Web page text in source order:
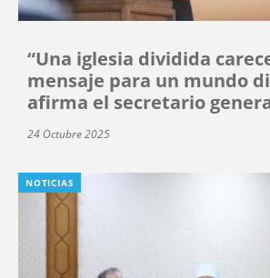
“Una iglesia dividida
mensaje para un mundo
afirma el secretario
24 Octubre 2025
NOTICIAS